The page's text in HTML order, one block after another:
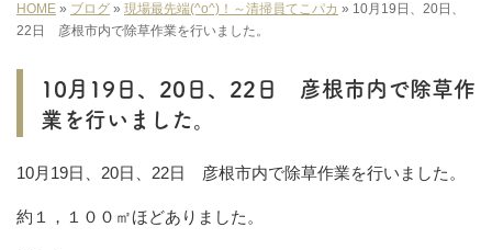
HOME » ブログ » 現場最先端(^o^)！～清掃員てこパカ » 10月19日、20日、
22日 彦根市内で除草作業を行いました。
10月19日、20日、22日 彦根市内で除草作
業を行いました。
10月19日、20日、22日 彦根市内で除草作業を行いました。
約１，１００㎡ほどありました。